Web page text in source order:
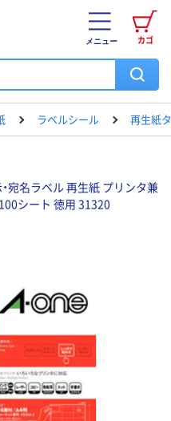
カゴ
メニュー
ラベルシール 再生紙
宛名ラベル 再生紙 プリンタ兼
シート 徳用 31320